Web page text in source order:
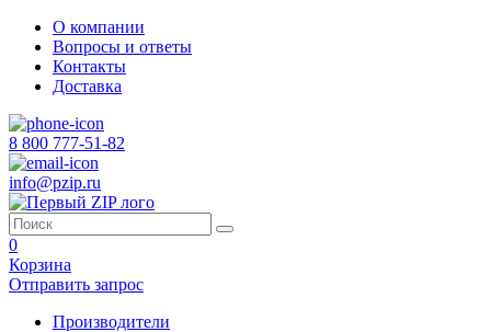
О компании
Вопросы и ответы
Контакты
Доставка
8 800 777-51-82
info@pzip.ru
0
Корзина
Отправить запрос
Производители